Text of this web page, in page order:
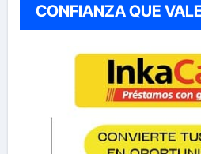
CONFIANZA QUE